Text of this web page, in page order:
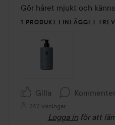
av
5
Gör håret mjukt och
1 PRODUKT I INLÄGGET
Gilla
242 visningar
Logga in för att